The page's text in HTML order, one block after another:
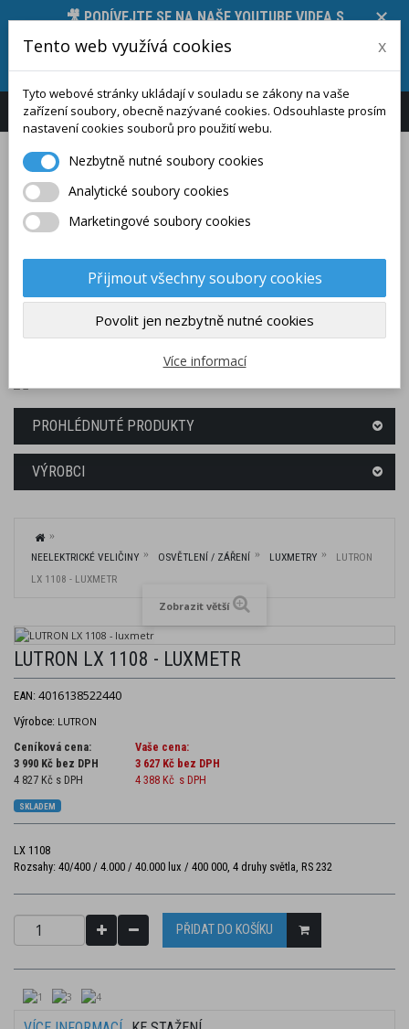
🎥 PODÍVEJTE SE NA NAŠE YOUTUBE VIDEA S
PŘEDSTAVENÍM MĚŘICÍCH PŘÍSTROJŮ, JEJICH
FUNKCÍ A TECHNICKÝCH PARAMETRŮ 🛠️, STAČÍ
KLIKNOUT ZDE.
Přihlášení Zákaznický účet
(PRÁZDNÝ)
PROHLÉDNUTÉ PRODUKTY
VÝROBCI
NEELEKTRICKÉ VELIČINY OSVĚTLENÍ / ZÁŘENÍ LUXMETRY
LUTRON
LX 1108 - LUXMETR
Zobrazit větší
LUTRON LX 1108 - LUXMETR
EAN: 4016138522440
Výrobce: LUTRON
Ceníková cena:
3 990 Kč bez DPH
4 827 Kč s DPH
Vaše cena:
3 627 Kč bez DPH
4 388 Kč s DPH
SKLADEM
LX 1108
Rozsahy: 40/400 / 4.000 / 40.000 lux / 400 000, 4 druhy světla, RS 232
PŘIDAT DO KOŠÍKU
Tento web využívá cookies x
Tyto webové stránky ukládají v souladu se zákony na vaše
zařízení soubory, obecně nazývané cookies. Odsouhlaste prosím
nastavení cookies souborů pro použití webu.
Nezbytně nutné soubory cookies
Analytické soubory cookies
Marketingové soubory cookies
Přijmout všechny soubory cookies
Povolit jen nezbytně nutné cookies
Více informací